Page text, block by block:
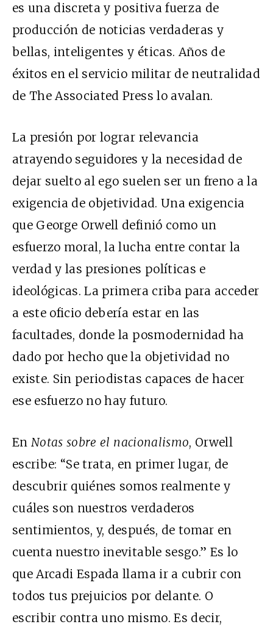
es una discreta y positiva fuerza de
producción de noticias verdaderas y
bellas, inteligentes y éticas. Años de
éxitos en el servicio militar de neutralidad
de The Associated Press lo avalan.
La presión por lograr relevancia
atrayendo seguidores y la necesidad de
dejar suelto al ego suelen ser un freno a la
exigencia de objetividad. Una exigencia
que George Orwell definió como un
esfuerzo moral, la lucha entre contar la
verdad y las presiones políticas e
ideológicas. La primera criba para acceder
a este oficio debería estar en las
facultades, donde la posmodernidad ha
dado por hecho que la objetividad no
existe. Sin periodistas capaces de hacer
ese esfuerzo no hay futuro.
EnNotas sobre el nacionalismo, Orwell
escribe: “Se trata, en primer lugar, de
descubrir quiénes somos realmente y
cuáles son nuestros verdaderos
sentimientos, y, después, de tomar en
cuenta nuestro inevitable sesgo.” Es lo
que Arcadi Espada llama ir a cubrir con
todos tus prejuicios por delante. O
escribir contra uno mismo. Es decir,